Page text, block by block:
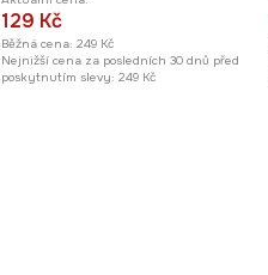
129 Kč
Běžná cena: 249 Kč
Nejnižší cena za posledních 30 dnů před
poskytnutím slevy: 249 Kč